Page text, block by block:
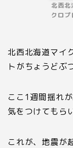
北西北
クロプ
北西北海道マイ
トがちょうどぶ
ここ1 週間揺れ
気をつけてもら
これが、地震が